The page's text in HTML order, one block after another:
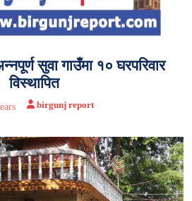
सुवा गाउँमा १० घरपरिवार
विस्थापित
birgunj report